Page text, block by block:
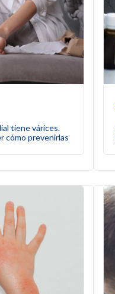
tiene várices.
cómo prevenirlas